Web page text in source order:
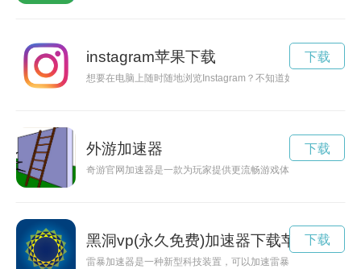
instagram苹果下载
想要在电脑上随时随地浏览Instagram？不知道如何下载
下载
外游加速器
奇游官网加速器是一款为玩家提供更流畅游戏体验的工具，通
下载
黑洞vp(永久免费)加速器下载苹果
雷暴加速器是一种新型科技装置，可以加速雷暴的形成和发展
下载